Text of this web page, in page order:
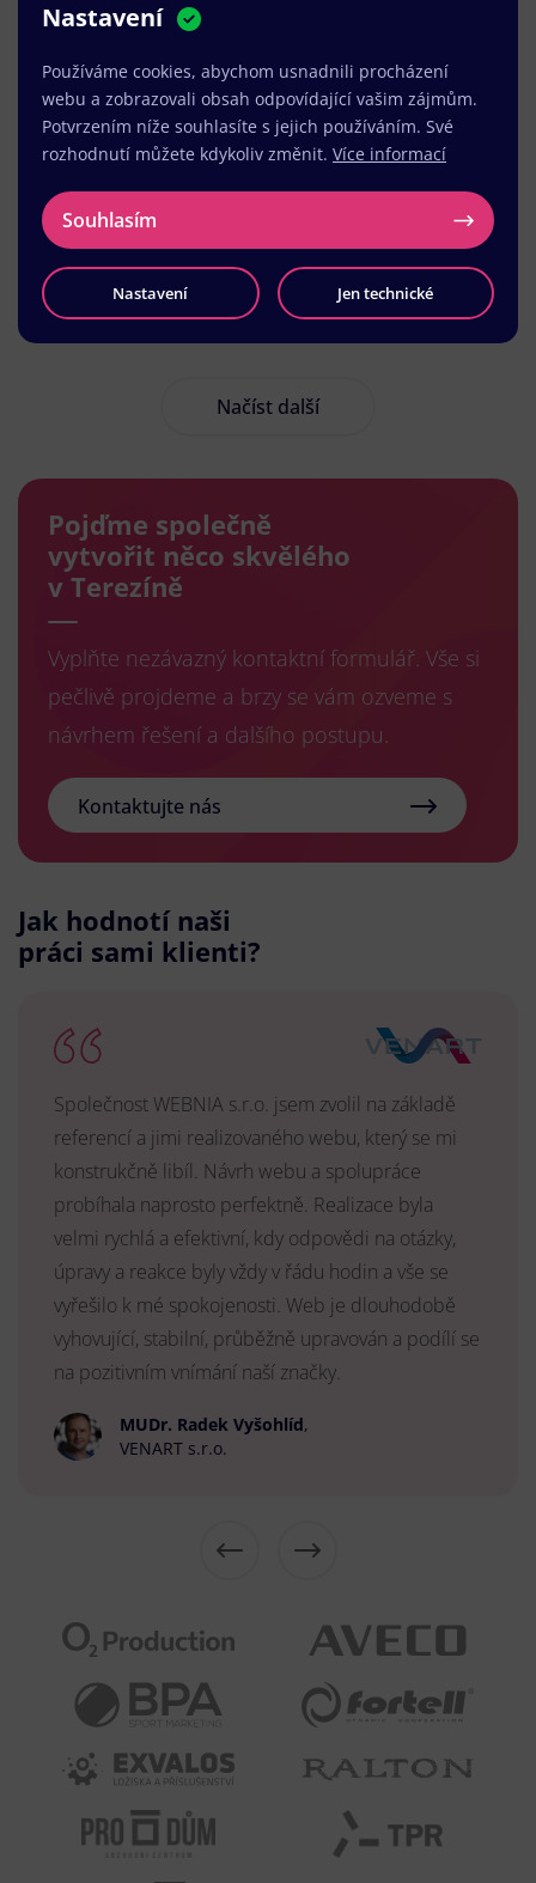
Načíst další
Pojďme společně
vytvořit něco skvělého
v Terezíně
Vyplňte nezávazný kontaktní formulář. Vše si
pečlivě projdeme a brzy se vám ozveme s
návrhem řešení a dalšího postupu.
Kontaktujte nás
Jak hodnotí naši
práci sami klienti?
Společnost WEBNIA s.r.o. jsem zvolil na základě
referencí a jimi realizovaného webu, který se mi
konstrukčně libíl. Návrh webu a spolupráce
probíhala naprosto perfektně. Realizace byla
velmi rychlá a efektivní, kdy odpovědi na otázky,
úpravy a reakce byly vždy v řádu hodin a vše se
vyřešilo k mé spokojenosti. Web je dlouhodobě
vyhovující, stabilní, průběžně upravován a podílí se
na pozitivním vnímání naší značky.
MUDr. Radek Vyšohlíd,
VENART s.r.o.
Nastavení
Používáme cookies, abychom usnadnili procházení
webu a zobrazovali obsah odpovídající vašim zájmům.
Potvrzením níže souhlasíte s jejich používáním. Své
rozhodnutí můžete kdykoliv změnit. Více informací
Souhlasím
Nastavení Jen technické